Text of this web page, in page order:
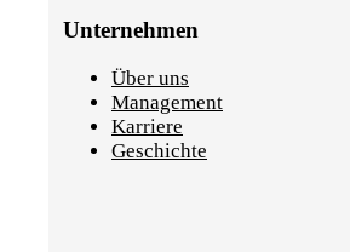
Unternehmen
Über uns
Management
Karriere
Geschichte